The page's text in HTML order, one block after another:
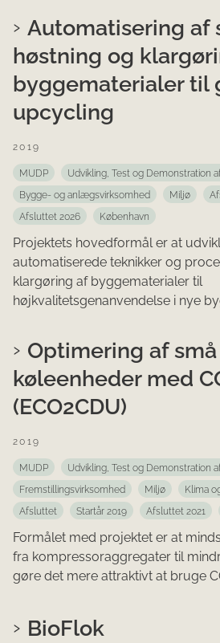
Automatisering af
høstning og
byggematerialer til
upcycling
2019
MUDP
Udvikling, Test og Demonstration
Bygge- og anlægsvirksomhed
Miljø
Afsluttet 2026
København
Projektets hovedformål er at
automatiserede teknikker og
klargøring af byggematerialer til
højkvalitetsgenanvendelse i nye
Optimering af små
køleenheder med
(ECO2CDU)
2019
MUDP
Udvikling, Test og Demonstration
Fremstillingsvirksomhed
Miljø
Klima
Afsluttet
Startår 2019 Afsluttet 2021
Formålet med projektet er at
fra kompressoraggregater til
gøre det mere attraktivt at bruge
BioFlok